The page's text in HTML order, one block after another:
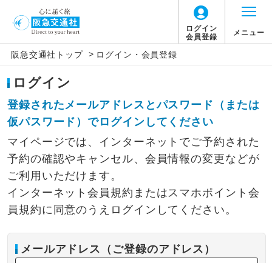
ログイン
会員登録
メニュー
阪急交通社トップ > ログイン・会員登録
ログイン
登録されたメールアドレスとパスワード（または
仮パスワード）でログインしてください
マイページでは、インターネットでご予約された
予約の確認やキャンセル、会員情報の変更などが
ご利用いただけます。
インターネット会員規約またはスマホポイント会
員規約に同意のうえログインしてください。
メールアドレス（ご登録のアドレス）